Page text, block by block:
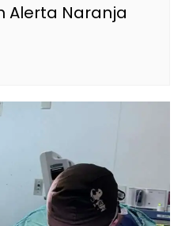
Alerta Naranja